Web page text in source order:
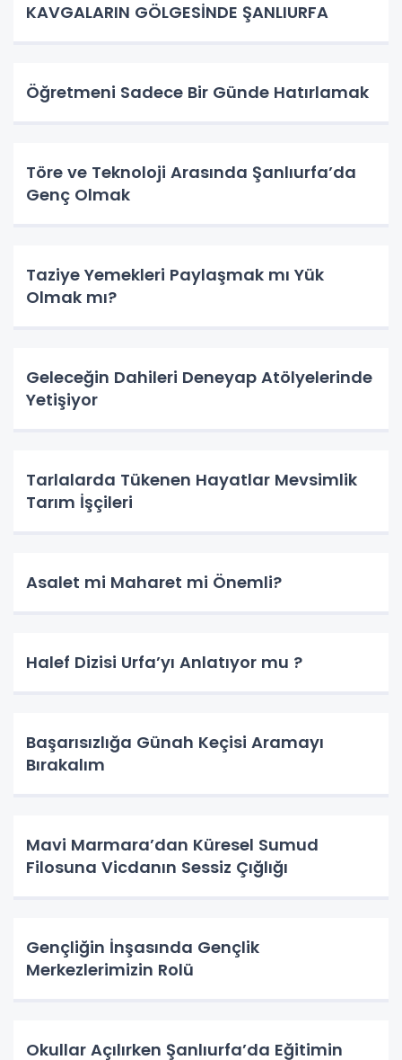
KAVGALARIN GÖLGESİNDE ŞANLIURFA
Öğretmeni Sadece Bir Günde Hatırlamak
Töre ve Teknoloji Arasında Şanlıurfa’da
Genç Olmak
Taziye Yemekleri Paylaşmak mı Yük
Olmak mı?
Geleceğin Dahileri Deneyap Atölyelerinde
Yetişiyor
Tarlalarda Tükenen Hayatlar Mevsimlik
Tarım İşçileri
Asalet mi Maharet mi Önemli?
Halef Dizisi Urfa’yı Anlatıyor mu ?
Başarısızlığa Günah Keçisi Aramayı
Bırakalım
Mavi Marmara’dan Küresel Sumud
Filosuna Vicdanın Sessiz Çığlığı
Gençliğin İnşasında Gençlik
Merkezlerimizin Rolü
Okullar Açılırken Şanlıurfa’da Eğitimin